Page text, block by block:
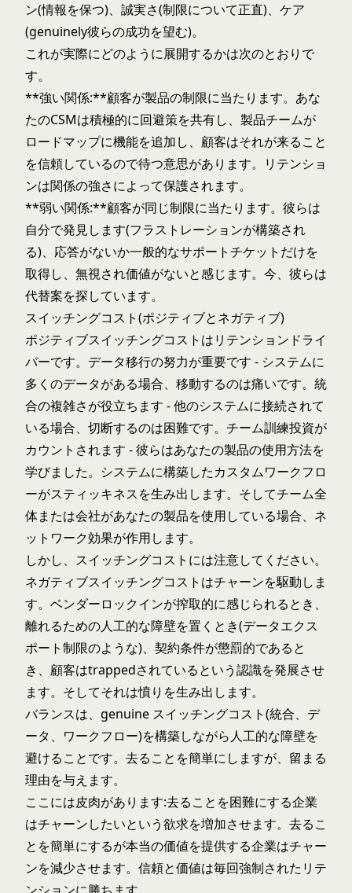
ン(情報を保つ)、誠実さ(制限について正直)、ケア
(genuinely彼らの成功を望む)。
これが実際にどのように展開するかは次のとおりで
す。
**強い関係:**顧客が製品の制限に当たります。あな
たのCSMは積極的に回避策を共有し、製品チームが
ロードマップに機能を追加し、顧客はそれが来ること
を信頼しているので待つ意思があります。リテンショ
ンは関係の強さによって保護されます。
**弱い関係:**顧客が同じ制限に当たります。彼らは
自分で発見します(フラストレーションが構築され
る)、応答がないか一般的なサポートチケットだけを
取得し、無視され価値がないと感じます。今、彼らは
代替案を探しています。
スイッチングコスト(ポジティブとネガティブ)
ポジティブスイッチングコストはリテンションドライ
バーです。データ移行の努力が重要です - システムに
多くのデータがある場合、移動するのは痛いです。統
合の複雑さが役立ちます - 他のシステムに接続されて
いる場合、切断するのは困難です。チーム訓練投資が
カウントされます - 彼らはあなたの製品の使用方法を
学びました。システムに構築したカスタムワークフロ
ーがスティッキネスを生み出します。そしてチーム全
体または会社があなたの製品を使用している場合、ネ
ットワーク効果が作用します。
しかし、スイッチングコストには注意してください。
ネガティブスイッチングコストはチャーンを駆動しま
す。ベンダーロックインが搾取的に感じられるとき、
離れるための人工的な障壁を置くとき(データエクス
ポート制限のような)、契約条件が懲罰的であると
き、顧客はtrappedされているという認識を発展させ
ます。そしてそれは憤りを生み出します。
バランスは、genuine スイッチングコスト(統合、デ
ータ、ワークフロー)を構築しながら人工的な障壁を
避けることです。去ることを簡単にしますが、留まる
理由を与えます。
ここには皮肉があります:去ることを困難にする企業
はチャーンしたいという欲求を増加させます。去るこ
とを簡単にするが本当の価値を提供する企業はチャー
ンを減少させます。信頼と価値は毎回強制されたリテ